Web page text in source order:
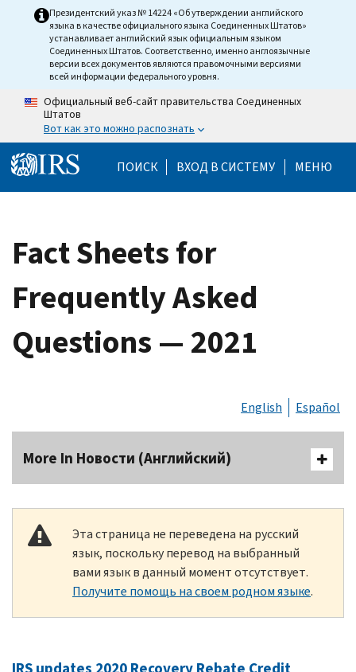
Skip to main content
Президентский указ № 14224 «Об утверждении английского
языка в качестве официального языка Соединенных Штатов»
устанавливает английский язык официальным языком
Соединенных Штатов. Соответственно, именно англоязычные
версии всех документов являются правомочными версиями
всей информации федерального уровня.
Официальный веб-сайт правительства Соединенных
Штатов
Вот как это можно распознать
ПОИСК Help Menu Mobile
ВХОД В СИСТЕМУ МЕНЮ
Fact Sheets for
Frequently Asked
Questions — 2021
English Español
More In Новости (Английский)
Эта страница не переведена на русский
язык, поскольку перевод на выбранный
вами язык в данный момент отсутствует.
Получите помощь на своем родном языке.